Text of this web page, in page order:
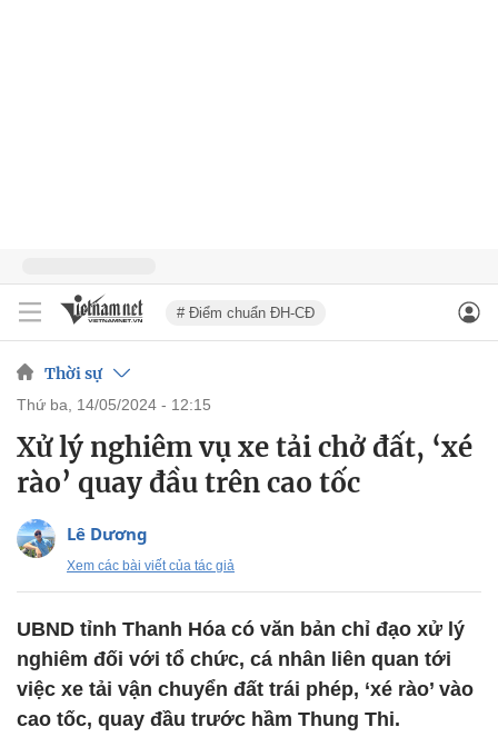
# Điểm chuẩn ĐH-CĐ
Thời sự
thứ ba, 14/05/2024 - 12:15
Xử lý nghiêm vụ xe tải chở đất, ‘xé
rào’ quay đầu trên cao tốc
Lê Dương
Xem các bài viết của tác giả
UBND tỉnh Thanh Hóa có văn bản chỉ đạo xử lý
nghiêm đối với tổ chức, cá nhân liên quan tới
việc xe tải vận chuyển đất trái phép, ‘xé rào’ vào
cao tốc, quay đầu trước hầm Thung Thi.